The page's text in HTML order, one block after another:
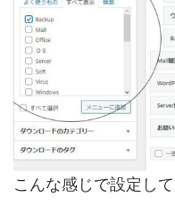
こんな感じで設定し